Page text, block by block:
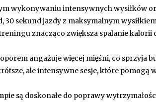
wykonywaniu intensywnych wysiłków
30 sekund jazdy z maksymalnym
znacząco zwiększa spalanie kalorii
angażuje więcej mięśni, co sprzyja
ale intensywne sesje, które pomogą
są doskonałe do poprawy